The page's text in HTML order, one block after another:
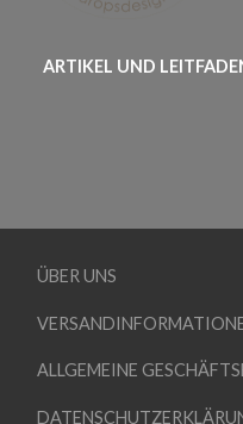
ARTIKEL UND
ÜBER UNS
ALLGEMEINE